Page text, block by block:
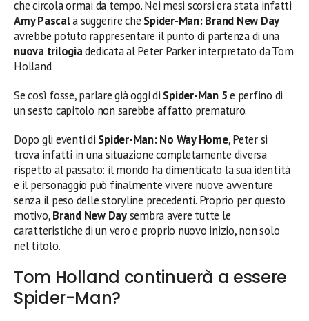
che circola ormai da tempo. Nei mesi scorsi era stata infatti
Amy Pascala suggerire che Spider-Man: Brand New Day
avrebbe potuto rappresentare il punto di partenza di una
nuova trilogiadedicata al Peter Parker interpretato da Tom
Holland.
Se così fosse, parlare già oggi di Spider-Man 5e perfino di
un sesto capitolo non sarebbe affatto prematuro.
Dopo gli eventi di Spider-Man: No Way Home, Peter si
trova infatti in una situazione completamente diversa
rispetto al passato: il mondo ha dimenticato la sua identità
e il personaggio può finalmente vivere nuove avventure
senza il peso delle storyline precedenti. Proprio per questo
motivo,Brand New Daysembra avere tutte le
caratteristiche di un vero e proprio nuovo inizio, non solo
nel titolo.
Tom Holland continuerà a essere
Spider-Man?